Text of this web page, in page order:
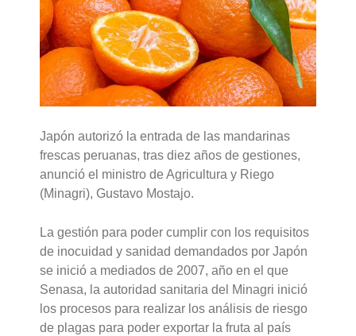
Japón autorizó la entrada de las mandarinas
frescas peruanas, tras diez años de gestiones,
anunció el ministro de Agricultura y Riego
(Minagri), Gustavo Mostajo.
La gestión para poder cumplir con los requisitos
de inocuidad y sanidad demandados por Japón
se inició a mediados de 2007, año en el que
Senasa, la autoridad sanitaria del Minagri inició
los procesos para realizar los análisis de riesgo
de plagas para poder exportar la fruta al país